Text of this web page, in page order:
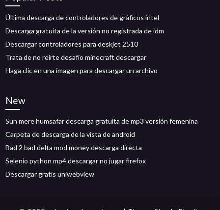
Última descarga de controladores de gráficos intel
Descarga gratuita de la versión no registrada de idm
Descargar controladores para deskjet 2510
Trata de no reírte desafío minecraft descargar
Haga clic en una imagen para descargar un archivo
New
Sun mere humsafar descarga gratuita de mp3 versión femenina
Carpeta de descarga de la vista de android
Bad 2 bad delta mod money descarga directa
Selenio python mp4 descargar no jugar firefox
Descargar gratis uniwebview